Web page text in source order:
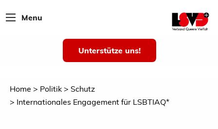
Menu
Unterstütze uns!
Home Politik
Schutz
Internationales Engagement für LSBTIAQ*